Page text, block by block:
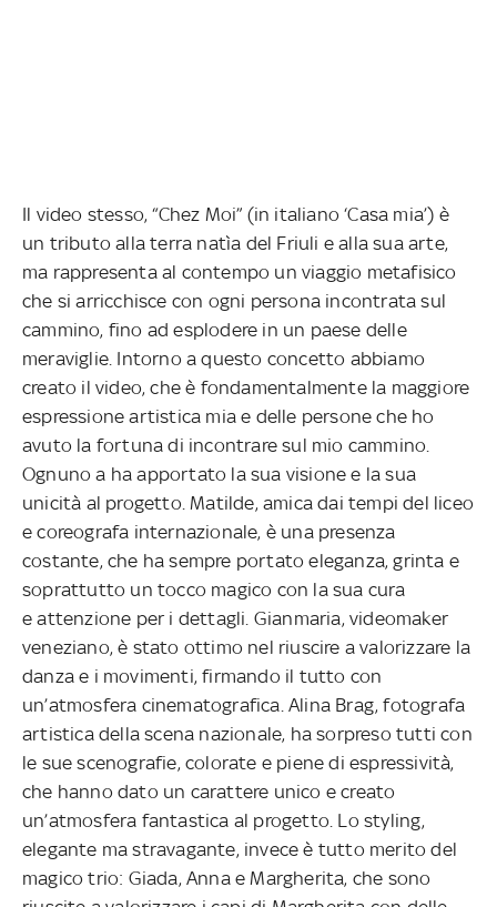
Il video stesso, “Chez Moi” (in italiano ‘Casa mia’) è
un tributo alla terra natìa del Friuli e alla sua arte,
ma rappresenta al contempo un viaggio metafisico
che si arricchisce con ogni persona incontrata sul
cammino, fino ad esplodere in un paese delle
meraviglie. Intorno a questo concetto abbiamo
creato il video, che è fondamentalmente la maggiore
espressione artistica mia e delle persone che ho
avuto la fortuna di incontrare sul mio cammino.
Ognuno a ha apportato la sua visione e la sua
unicità al progetto. Matilde, amica dai tempi del liceo
e coreografa internazionale, è una presenza
costante, che ha sempre portato eleganza, grinta e
soprattutto un tocco magico con la sua cura
e attenzione per i dettagli. Gianmaria, videomaker
veneziano, è stato ottimo nel riuscire a valorizzare la
danza e i movimenti, firmando il tutto con
un’atmosfera cinematografica. Alina Brag, fotografa
artistica della scena nazionale, ha sorpreso tutti con
le sue scenografie, colorate e piene di espressività,
che hanno dato un carattere unico e creato
un’atmosfera fantastica al progetto. Lo styling,
elegante ma stravagante, invece è tutto merito del
magico trio: Giada, Anna e Margherita, che sono